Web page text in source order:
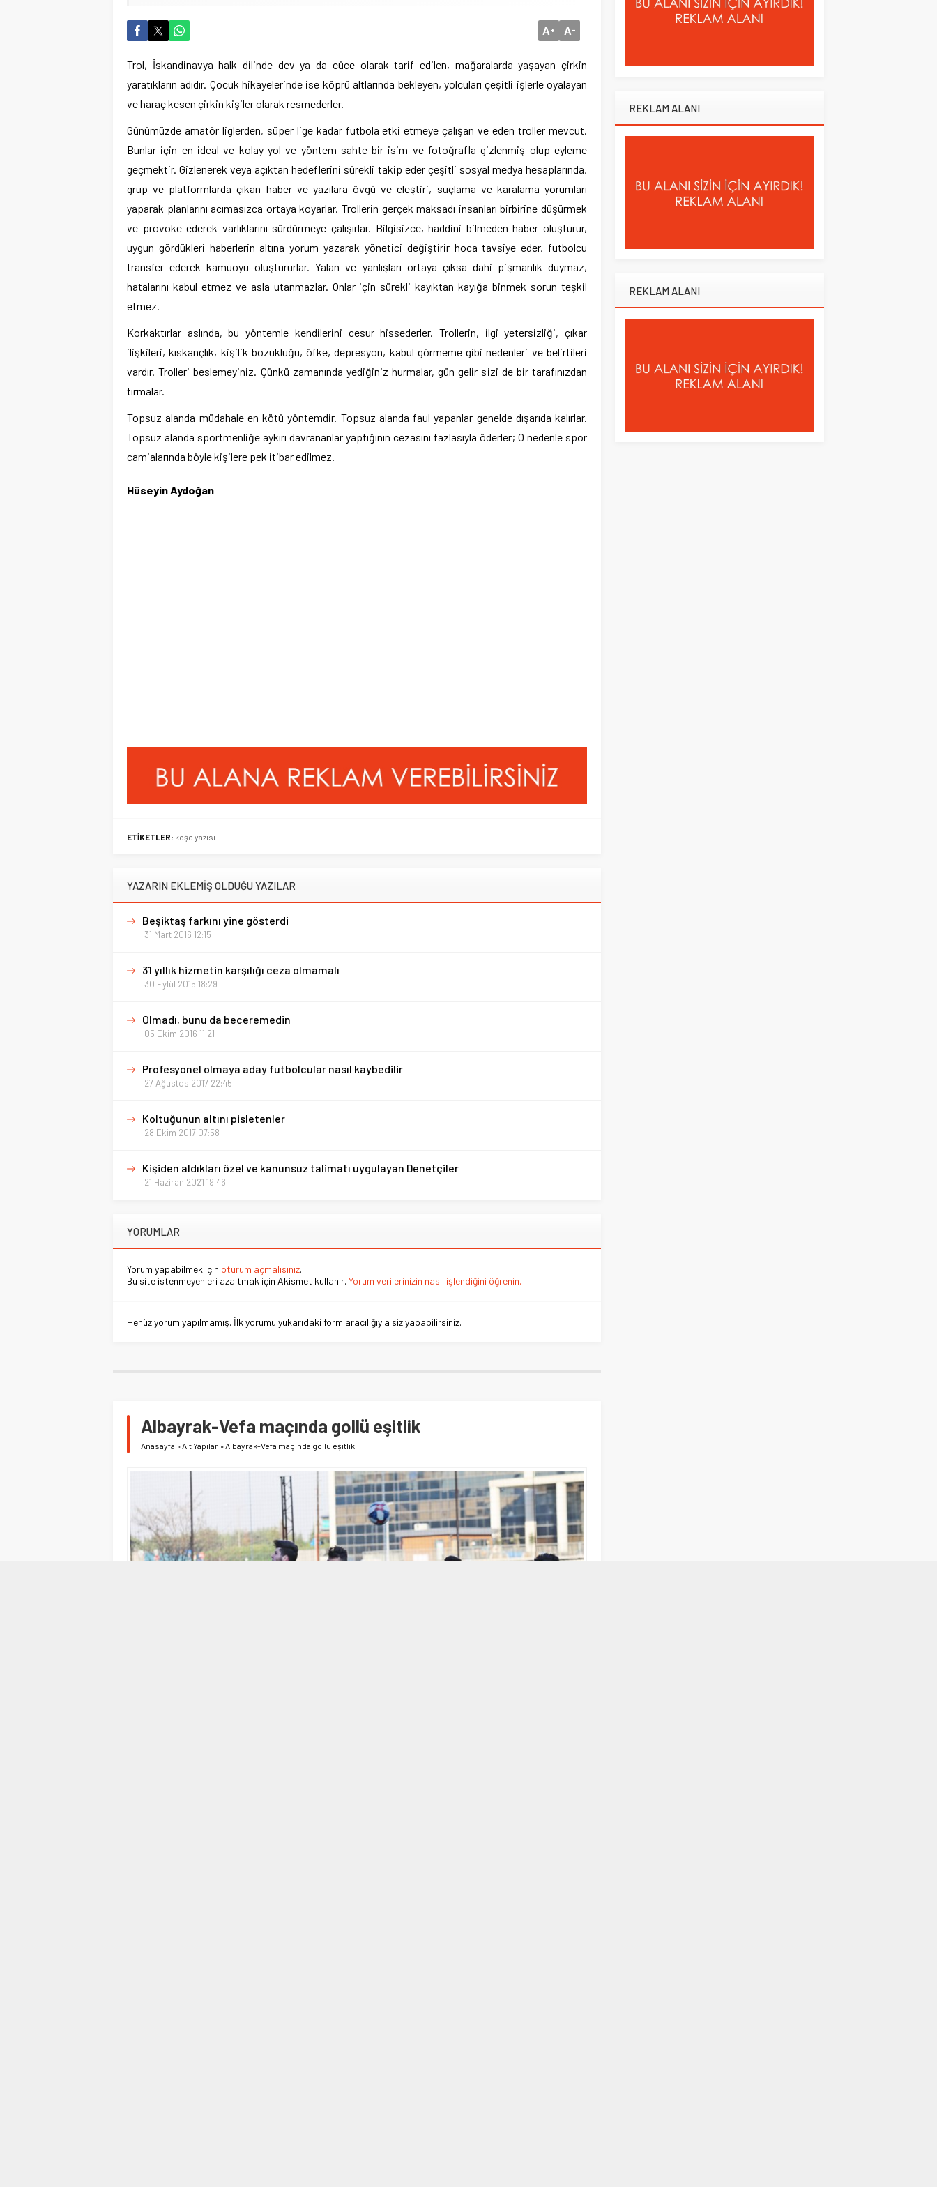
A+ A-
Trol, İskandinavya halk dilinde dev ya da cüce olarak tarif edilen, mağaralarda yaşayan çirkin
yaratıkların adıdır. Çocuk hikayelerinde ise köprü altlarında bekleyen, yolcuları çeşitli işlerle oyalayan
ve haraç kesen çirkin kişiler olarak resmederler.
Günümüzde amatör liglerden, süper lige kadar futbola etki etmeye çalışan ve eden troller mevcut.
Bunlar için en ideal ve kolay yol ve yöntem sahte bir isim ve fotoğrafla gizlenmiş olup eyleme
geçmektir. Gizlenerek veya açıktan hedeflerini sürekli takip eder çeşitli sosyal medya hesaplarında,
grup ve platformlarda çıkan haber ve yazılara övgü ve eleştiri, suçlama ve karalama yorumları
yaparak planlarını acımasızca ortaya koyarlar. Trollerin gerçek maksadı insanları birbirine düşürmek
ve provoke ederek varlıklarını sürdürmeye çalışırlar. Bilgisizce, haddini bilmeden haber oluşturur,
uygun gördükleri haberlerin altına yorum yazarak yönetici değiştirir hoca tavsiye eder, futbolcu
transfer ederek kamuoyu oluştururlar. Yalan ve yanlışları ortaya çıksa dahi pişmanlık duymaz,
hatalarını kabul etmez ve asla utanmazlar. Onlar için sürekli kayıktan kayığa binmek sorun teşkil
etmez.
Korkaktırlar aslında, bu yöntemle kendilerini cesur hissederler. Trollerin, ilgi yetersizliği, çıkar
ilişkileri, kıskançlık, kişilik bozukluğu, öfke, depresyon, kabul görmeme gibi nedenleri ve belirtileri
vardır. Trolleri beslemeyiniz. Çünkü zamanında yediğiniz hurmalar, gün gelir sizi de bir tarafınızdan
tırmalar.
Topsuz alanda müdahale en kötü yöntemdir. Topsuz alanda faul yapanlar genelde dışarıda kalırlar.
Topsuz alanda sportmenliğe aykırı davrananlar yaptığının cezasını fazlasıyla öderler; O nedenle spor
camialarında böyle kişilere pek itibar edilmez.
Hüseyin Aydoğan
ETİKETLER: köşe yazısı
YAZARIN EKLEMİŞ OLDUĞU YAZILAR
Beşiktaş farkını yine gösterdi
31 Mart 2016 12:15
31 yıllık hizmetin karşılığı ceza olmamalı
30 Eylül 2015 18:29
Olmadı, bunu da beceremedin
05 Ekim 2016 11:21
Profesyonel olmaya aday futbolcular nasıl kaybedilir
27 Ağustos 2017 22:45
Koltuğunun altını pisletenler
28 Ekim 2017 07:58
Kişiden aldıkları özel ve kanunsuz talimatı uygulayan Denetçiler
21 Haziran 2021 19:46
YORUMLAR
Yorum yapabilmek için oturum açmalısınız.
Bu site istenmeyenleri azaltmak için Akismet kullanır. Yorum verilerinizin nasıl işlendiğini öğrenin.
Henüz yorum yapılmamış. İlk yorumu yukarıdaki form aracılığıyla siz yapabilirsiniz.
Albayrak-Vefa maçında gollü eşitlik
Anasayfa » Alt Yapılar » Albayrak-Vefa maçında gollü eşitlik
REKLAM ALANI
REKLAM ALANI